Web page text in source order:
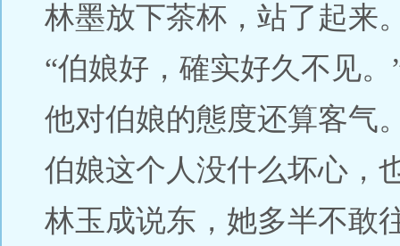
林墨放下茶杯，站了起来
“伯娘好，確实好久不见。
他对伯娘的態度还算客气
伯娘这个人没什么坏心，
林玉成说东，她多半不敢